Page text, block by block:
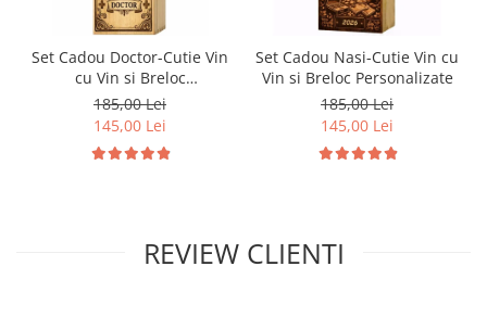
Set Cadou Doctor-Cutie Vin
cu Vin si Breloc
Personalizate
185,00 Lei
145,00 Lei
Set Cadou Nasi-Cutie Vin cu
Vin si Breloc Personalizate
185,00 Lei
145,00 Lei
REVIEW CLIENTI